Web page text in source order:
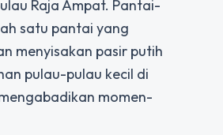
Raja Ampat. Pantai-
satu pantai yang
menyisakan pasir putih
pulau-pulau kecil di
momen-